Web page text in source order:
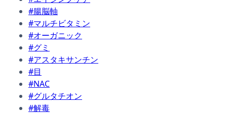
#腸脳軸
#マルチビタミン
#オーガニック
#グミ
#アスタキサンチン
#目
#NAC
#グルタチオン
#解毒